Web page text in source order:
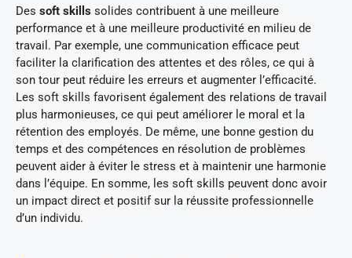
Des soft skills solides contribuent à une meilleure
performance et à une meilleure productivité en milieu de
travail. Par exemple, une communication efficace peut
faciliter la clarification des attentes et des rôles, ce qui à
son tour peut réduire les erreurs et augmenter l’efficacité.
Les soft skills favorisent également des relations de travail
plus harmonieuses, ce qui peut améliorer le moral et la
rétention des employés. De même, une bonne gestion du
temps et des compétences en résolution de problèmes
peuvent aider à éviter le stress et à maintenir une harmonie
dans l’équipe. En somme, les soft skills peuvent donc avoir
un impact direct et positif sur la réussite professionnelle
d’un individu.